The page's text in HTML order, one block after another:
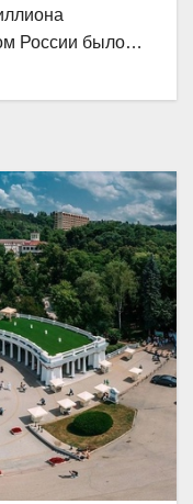
России было…